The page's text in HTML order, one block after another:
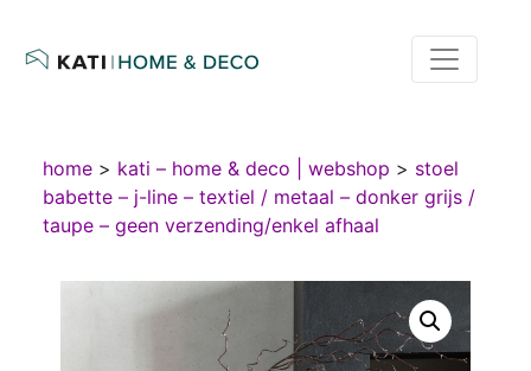
home > kati – home & deco | webshop > stoel
babette – j-line – textiel / metaal – donker grijs /
taupe – geen verzending/enkel afhaal